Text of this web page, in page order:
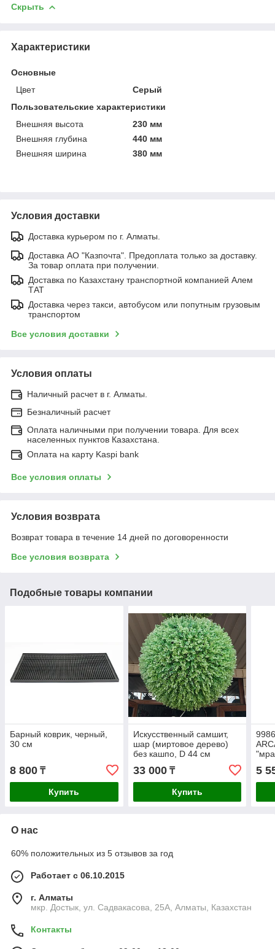
Скрыть
Характеристики
Основные
Цвет
Серый
Пользовательские характеристики
Внешняя высота
230 мм
Внешняя глубина
440 мм
Внешняя ширина
380 мм
Условия доставки
Доставка курьером по г. Алматы.
Доставка АО "Казпочта". Предоплата только за доставку.
За товар оплата при получении.
Доставка по Казахстану транспортной компанией Алем
ТАТ
Доставка через такси, автобусом или попутным грузовым
транспортом
Все условия доставки
Условия оплаты
Наличный расчет в г. Алматы.
Безналичный расчет
Оплата наличными при получении товара. Для всех
населенных пунктов Казахстана.
Оплата на карту Kaspi bank
Все условия оплаты
Условия возврата
Возврат товара в течение 14 дней по договоренности
Все условия возврата
Подобные товары компании
Барный коврик, черный,
30 см
8 800 ₸
Купить
Искусственный самшит,
шар (миртовое дерево)
без кашпо, D 44 см
33 000₸
Купить
5
О нас
60% положительных из 5 отзывов за год
Работает с 06.10.2015
г. Алматы
мкр. Достык, ул. Садвакасова, 25А, Алматы, Казахстан
Контакты